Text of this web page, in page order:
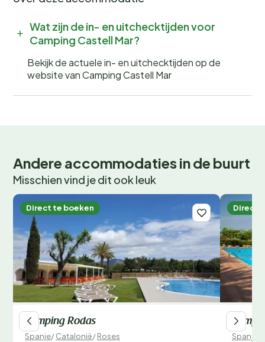
Wat zijn de in- en uitchecktijden voor
Camping Castell Mar?
Bekijk de actuele in- en uitchecktijden op de
website van Camping Castell Mar
Andere accommodaties in de buurt
Misschien vind je dit ook leuk
Direct te boeken
Camping Rodas
Spanje/Catalonië/Roses
Direct
Spanje